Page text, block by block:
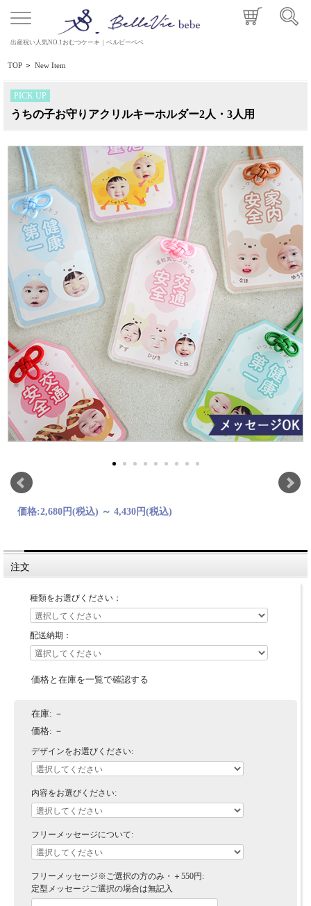
出産祝い人気NO.1おむつケーキ｜ベルビーベベ
TOP > New Item
PICK UP
うちの子お守りアクリルキーホルダー2人・3人用
価格:2,680円(税込) ～ 4,430円(税込)
注文
種類をお選びください：
配送納期：
価格と在庫を一覧で確認する
在庫: －
価格: －
デザインをお選びください:
内容をお選びください:
フリーメッセージについて:
フリーメッセージ※ご選択の方のみ・＋550円:
定型メッセージご選択の場合は無記入